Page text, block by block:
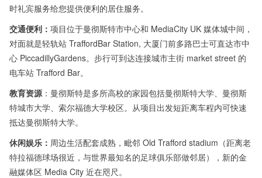
时礼宾服务给您提供便利的居住服务。
交通便利： 项目位于曼彻斯特市中心和 MediaCity UK 媒体城中间，
对面就是轻轨站 TraffordBar Station, 大厦门前多路巴士可直达市中
心 PiccadillyGardens。步行可到达连接城市主街 market street 的
电车站 Trafford Bar。
教育资源 ：曼彻斯特是多所高校的家园包括曼彻斯特大学、曼彻斯
特城市大学、索尔福德大学校区。从项目出发短距离车程内可快速
抵达曼彻斯特大学。
休闲娱乐： 周边生活配套成熟，毗邻 Old Trafford stadium（距离老
特拉福德球场很近，与世界最知名的足球俱乐部做邻居），新的金
融媒体区 Media City 近在咫尺。